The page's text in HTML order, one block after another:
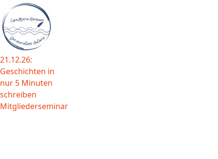
21.12.26:
Geschichten in
nur 5 Minuten
schreiben
Mitgliederseminar